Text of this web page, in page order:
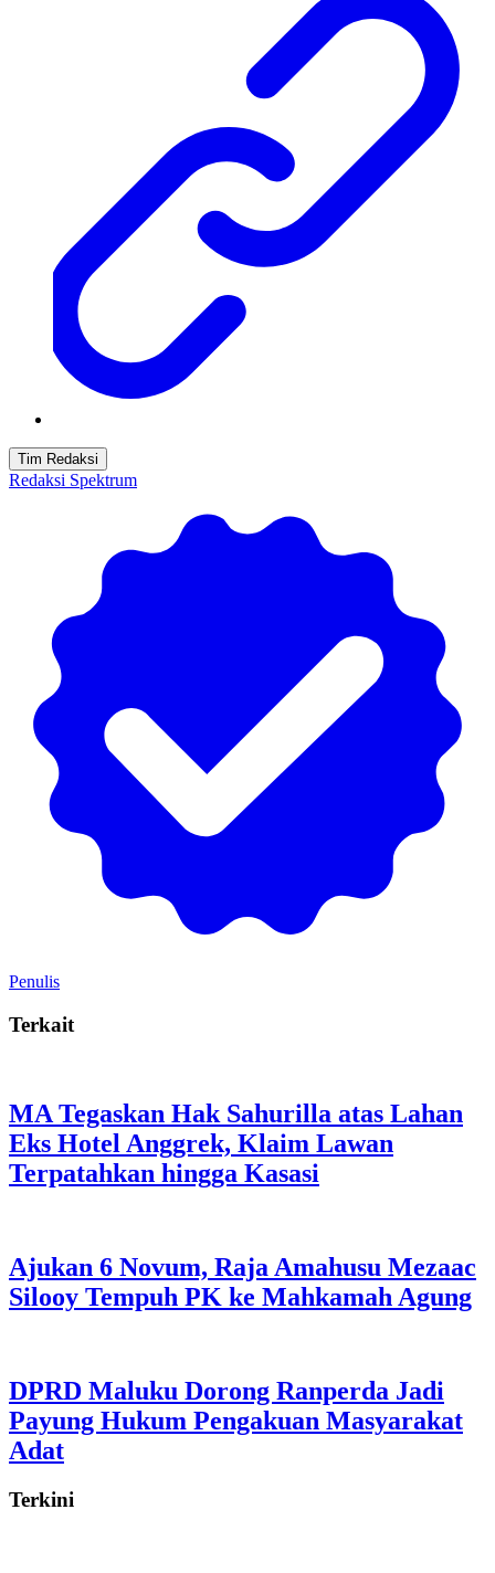
Tim Redaksi
Redaksi Spektrum
Penulis
Terkait
MA Tegaskan Hak Sahurilla atas Lahan
Eks Hotel Anggrek, Klaim Lawan
Terpatahkan hingga Kasasi
Ajukan 6 Novum, Raja Amahusu Mezaac
Silooy Tempuh PK ke Mahkamah Agung
DPRD Maluku Dorong Ranperda Jadi
Payung Hukum Pengakuan Masyarakat
Adat
Terkini